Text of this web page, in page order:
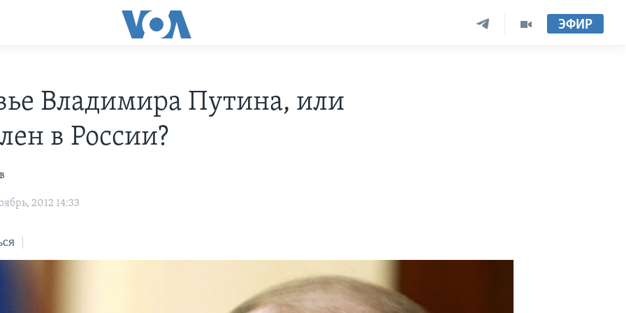
ЭФИР
Владимира Путина, или
в России?
2012 14:33